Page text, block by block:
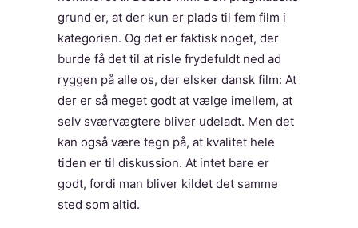
grund er, at der kun er plads til fem film i
kategorien. Og det er faktisk noget, der
burde få det til at risle frydefuldt ned ad
ryggen på alle os, der elsker dansk film: At
der er så meget godt at vælge imellem, at
selv sværvægtere bliver udeladt. Men det
kan også være tegn på, at kvalitet hele
tiden er til diskussion. At intet bare er
godt, fordi man bliver kildet det samme
sted som altid.